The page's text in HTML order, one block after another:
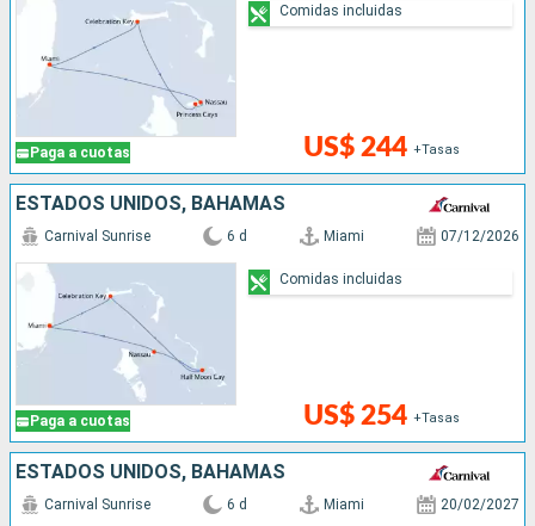
Paga a cuotas US$ 244 +Tasas
Comidas incluidas
ESTADOS UNIDOS, BAHAMAS
Paga a cuotas
Carnival Sunrise 6 d Miami 07/12/2026
US$ 254 +Tasas
Comidas incluidas
ESTADOS UNIDOS, BAHAMAS
Carnival Sunrise 6 d Miami 20/02/2027